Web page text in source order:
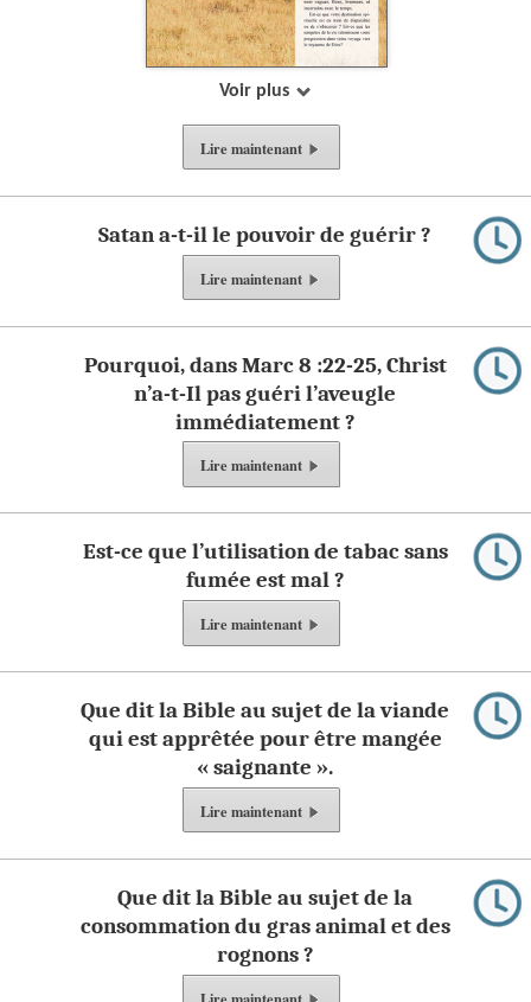
Voir plus
Liremaintenant
Satan a-t-il le pouvoir de guérir ?
Liremaintenant
Pourquoi, dans Marc 8 :22-25, Christ
n’a-t-Il pas guéri l’aveugle
immédiatement ?
Liremaintenant
Est-ce que l’utilisation de tabac sans
fumée est mal ?
Liremaintenant
Que dit la Bible au sujet de la viande
qui est apprêtée pour être mangée
« saignante ».
Liremaintenant
Que dit la Bible au sujet de la
consommation du gras animal et des
rognons ?